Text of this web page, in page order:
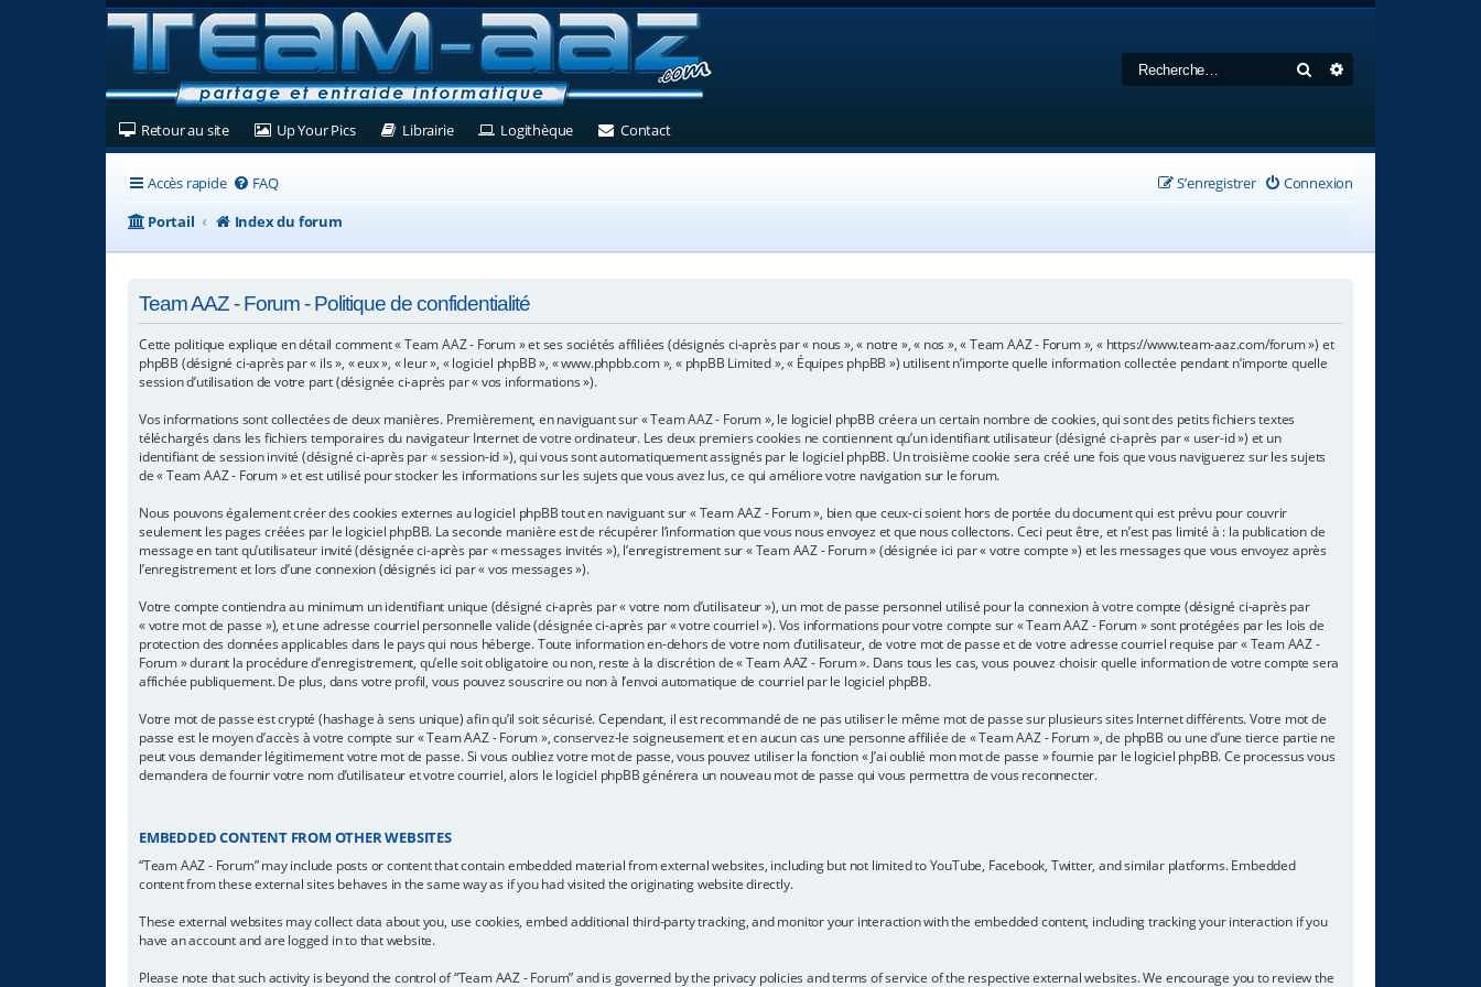
Rechercher
Retour au site(Ouvre un nouvel onglet)
Up Your Pics(Ouvre un nouvel onglet)
Librairie(Ouvre un nouvel onglet)
Logithèque(Ouvre un nouvel onglet)
Contact(Ouvre un nouvel onglet)
Accès rapide FAQ Connexion
S’enregistrer
Portail
Index du forum
Team AAZ - Forum - Politique de confidentialité
Cette politique explique en détail comment « Team AAZ - Forum » et ses sociétés affiliées (désignés ci-après par « nous », « notre », « nos », « Team AAZ - Forum », « https://www.team-aaz.com/forum ») et
phpBB (désigné ci-après par « ils », « eux », « leur », « logiciel phpBB », « www.phpbb.com », « phpBB Limited », « Équipes phpBB ») utilisent n’importe quelle information collectée pendant n’importe quelle
session d’utilisation de votre part (désignée ci-après par « vos informations »).
Vos informations sont collectées de deux manières. Premièrement, en naviguant sur « Team AAZ - Forum », le logiciel phpBB créera un certain nombre de cookies, qui sont des petits fichiers textes
téléchargés dans les fichiers temporaires du navigateur Internet de votre ordinateur. Les deux premiers cookies ne contiennent qu’un identifiant utilisateur (désigné ci-après par « user-id ») et un
identifiant de session invité (désigné ci-après par « session-id »), qui vous sont automatiquement assignés par le logiciel phpBB. Un troisième cookie sera créé une fois que vous naviguerez sur les sujets
de « Team AAZ - Forum » et est utilisé pour stocker les informations sur les sujets que vous avez lus, ce qui améliore votre navigation sur le forum.
Nous pouvons également créer des cookies externes au logiciel phpBB tout en naviguant sur « Team AAZ - Forum », bien que ceux-ci soient hors de portée du document qui est prévu pour couvrir
seulement les pages créées par le logiciel phpBB. La seconde manière est de récupérer l’information que vous nous envoyez et que nous collectons. Ceci peut être, et n’est pas limité à : la publication de
message en tant qu’utilisateur invité (désignée ci-après par « messages invités »), l’enregistrement sur « Team AAZ - Forum » (désignée ici par « votre compte ») et les messages que vous envoyez après
l’enregistrement et lors d’une connexion (désignés ici par « vos messages »).
Votre compte contiendra au minimum un identifiant unique (désigné ci-après par « votre nom d’utilisateur »), un mot de passe personnel utilisé pour la connexion à votre compte (désigné ci-après par
« votre mot de passe »), et une adresse courriel personnelle valide (désignée ci-après par « votre courriel »). Vos informations pour votre compte sur « Team AAZ - Forum » sont protégées par les lois de
protection des données applicables dans le pays qui nous héberge. Toute information en-dehors de votre nom d’utilisateur, de votre mot de passe et de votre adresse courriel requise par « Team AAZ -
Forum » durant la procédure d’enregistrement, qu’elle soit obligatoire ou non, reste à la discrétion de « Team AAZ - Forum ». Dans tous les cas, vous pouvez choisir quelle information de votre compte sera
affichée publiquement. De plus, dans votre profil, vous pouvez souscrire ou non à l’envoi automatique de courriel par le logiciel phpBB.
Votre mot de passe est crypté (hashage à sens unique) afin qu’il soit sécurisé. Cependant, il est recommandé de ne pas utiliser le même mot de passe sur plusieurs sites Internet différents. Votre mot de
passe est le moyen d’accès à votre compte sur « Team AAZ - Forum », conservez-le soigneusement et en aucun cas une personne affiliée de « Team AAZ - Forum », de phpBB ou une d’une tierce partie ne
peut vous demander légitimement votre mot de passe. Si vous oubliez votre mot de passe, vous pouvez utiliser la fonction « J’ai oublié mon mot de passe » fournie par le logiciel phpBB. Ce processus vous
demandera de fournir votre nom d’utilisateur et votre courriel, alors le logiciel phpBB générera un nouveau mot de passe qui vous permettra de vous reconnecter.
EMBEDDED CONTENT FROM OTHER WEBSITES
“Team AAZ - Forum” may include posts or content that contain embedded material from external websites, including but not limited to YouTube, Facebook, Twitter, and similar platforms. Embedded
content from these external sites behaves in the same way as if you had visited the originating website directly.
These external websites may collect data about you, use cookies, embed additional third-party tracking, and monitor your interaction with the embedded content, including tracking your interaction if you
have an account and are logged in to that website.
Please note that such activity is beyond the control of “Team AAZ - Forum” and is governed by the privacy policies and terms of service of the respective external websites. We encourage you to review the